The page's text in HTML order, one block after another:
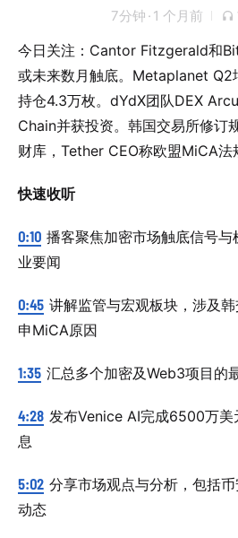
7分钟 · 1 个月前
今日关注：Cantor Fitzgerald和
或未来数月触底。Metaplanet
持仓4.3万枚。dYdX团队DEX
Chain并获投资。韩国交易所修订
财库，Tether CEO称欧盟MiCA法
快速收听
0:10 播客聚焦加密市场触底信号
业要闻
0:45 讲解监管与宏观板块，涉及
申MiCA原因
1:35 汇总多个加密及Web3项目的
4:28 发布Venice AI完成6500万美
息
5:02 分享市场观点与分析，包括
动态